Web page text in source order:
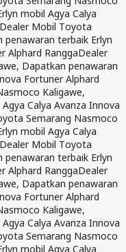
mobil Agya Calya
Dealer Mobil Toyota
terbaik Erlyn
Alphard RanggaDealer
Dapatkan penawaran
Fortuner Alphard
Kaligawe,
Calya Avanza Innova
Semarang Nasmoco
mobil Agya Calya
Dealer Mobil Toyota
terbaik Erlyn
Alphard RanggaDealer
Dapatkan penawaran
Fortuner Alphard
Kaligawe,
Calya Avanza Innova
Semarang Nasmoco
mobil Agya Calya